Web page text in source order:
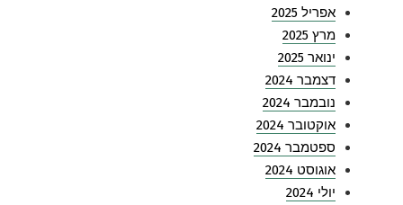
אפריל 2025
מרץ 2025
ינואר 2025
דצמבר 2024
נובמבר 2024
אוקטובר 2024
ספטמבר 2024
אוגוסט 2024
יולי 2024